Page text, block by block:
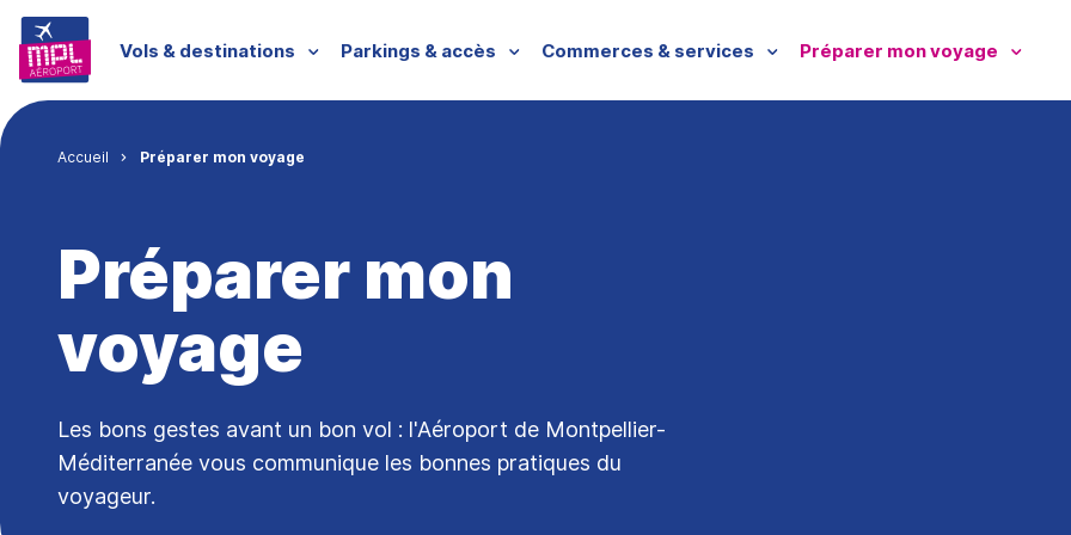
Aller au contenu principal
Menu passagers
Vols & destinations Parkings & accès Commerces & services Préparer mon voyage
Fil d'Ariane
Accueil Préparer mon voyage
Préparer mon
voyage
Les bons gestes avant un bon vol : l'Aéroport de Montpellier-
Méditerranée vous communique les bonnes pratiques du
voyageur.